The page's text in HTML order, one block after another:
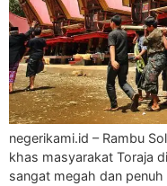
negerikami.id – Rambu
khas masyarakat Toraja
sangat megah dan